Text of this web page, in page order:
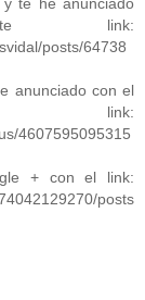
te he anunciado
link:
posts/64738
anunciado con el
link:
4607595095315
+ con el link:
posts